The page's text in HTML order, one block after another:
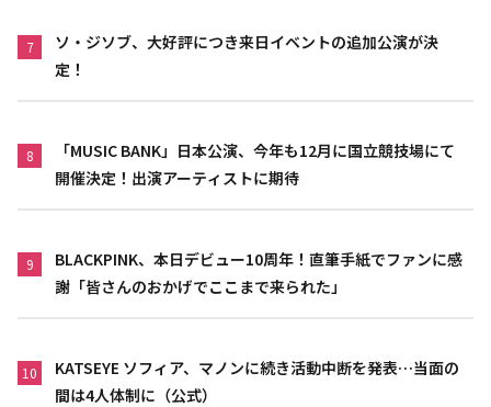
7
ソ・ジソブ、大好評につき来日イベントの追加公演が決
定！
8
「MUSIC BANK」日本公演、今年も12月に国立競技場にて
開催決定！出演アーティストに期待
9
BLACKPINK、本日デビュー10周年！直筆手紙でファンに感
謝「皆さんのおかげでここまで来られた」
10
KATSEYE ソフィア、マノンに続き活動中断を発表…当面の
間は4人体制に（公式）